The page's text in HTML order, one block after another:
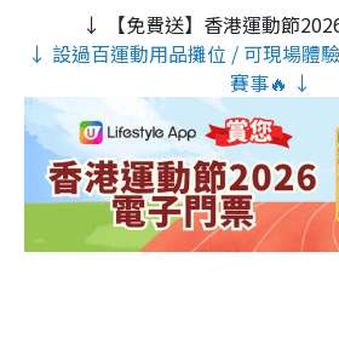
↓ 【免費送】香港運動節
↓ 設過百運動用品攤位 / 可現場體
賽事🔥 ↓